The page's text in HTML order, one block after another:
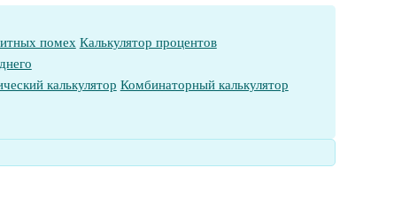
помех Калькулятор процентов
калькулятор Комбинаторный калькулятор